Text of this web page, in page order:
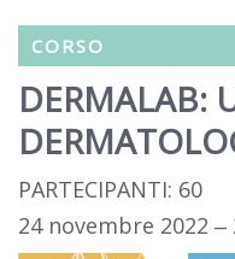
CORSO
DERMALAB:
PARTECIPANTI: 60
24 novembre 2022